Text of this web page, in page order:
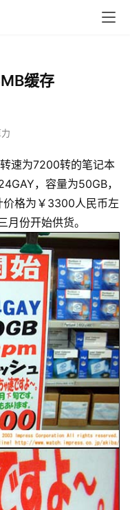
缓存
速为7200转的笔记本
，容量为50GB，
价格为￥3300人民币左
份开始供货。